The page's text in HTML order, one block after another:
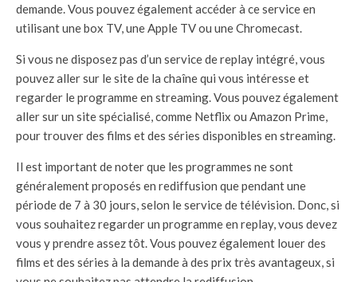
demande. Vous pouvez également accéder à ce service en
utilisant une box TV, une Apple TV ou une Chromecast.
Si vous ne disposez pas d’un service de replay intégré, vous
pouvez aller sur le site de la chaîne qui vous intéresse et
regarder le programme en streaming. Vous pouvez également
aller sur un site spécialisé, comme Netflix ou Amazon Prime,
pour trouver des films et des séries disponibles en streaming.
Il est important de noter que les programmes ne sont
généralement proposés en rediffusion que pendant une
période de 7 à 30 jours, selon le service de télévision. Donc, si
vous souhaitez regarder un programme en replay, vous devez
vous y prendre assez tôt. Vous pouvez également louer des
films et des séries à la demande à des prix très avantageux, si